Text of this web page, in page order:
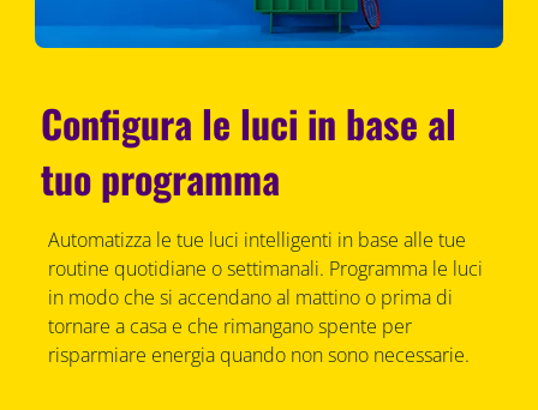
Configura le luci in base al
tuo programma
Automatizza le tue luci intelligenti in base alle tue
routine quotidiane o settimanali. Programma le luci
in modo che si accendano al mattino o prima di
tornare a casa e che rimangano spente per
risparmiare energia quando non sono necessarie.